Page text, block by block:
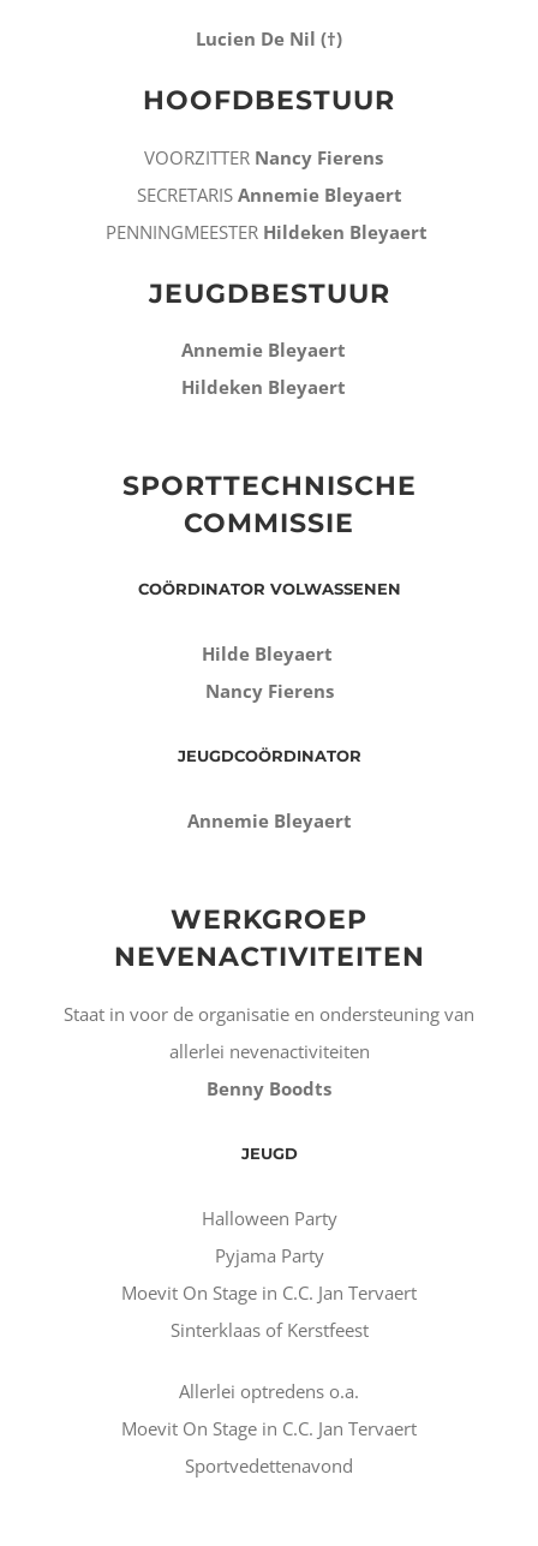
Lucien De Nil (†)
HOOFDBESTUUR
VOORZITTER Nancy Fierens
SECRETARIS Annemie Bleyaert
PENNINGMEESTER Hildeken Bleyaert
JEUGDBESTUUR
Annemie Bleyaert
Hildeken Bleyaert
SPORTTECHNISCHE
COMMISSIE
COÖRDINATOR VOLWASSENEN
Hilde Bleyaert
Nancy Fierens
JEUGDCOÖRDINATOR
Annemie Bleyaert
WERKGROEP
NEVENACTIVITEITEN
Staat in voor de organisatie en ondersteuning van
allerlei nevenactiviteiten
Benny Boodts
JEUGD
Halloween Party
Pyjama Party
Moevit On Stage in C.C. Jan Tervaert
Sinterklaas of Kerstfeest
Allerlei optredens o.a.
Moevit On Stage in C.C. Jan Tervaert
Sportvedettenavond